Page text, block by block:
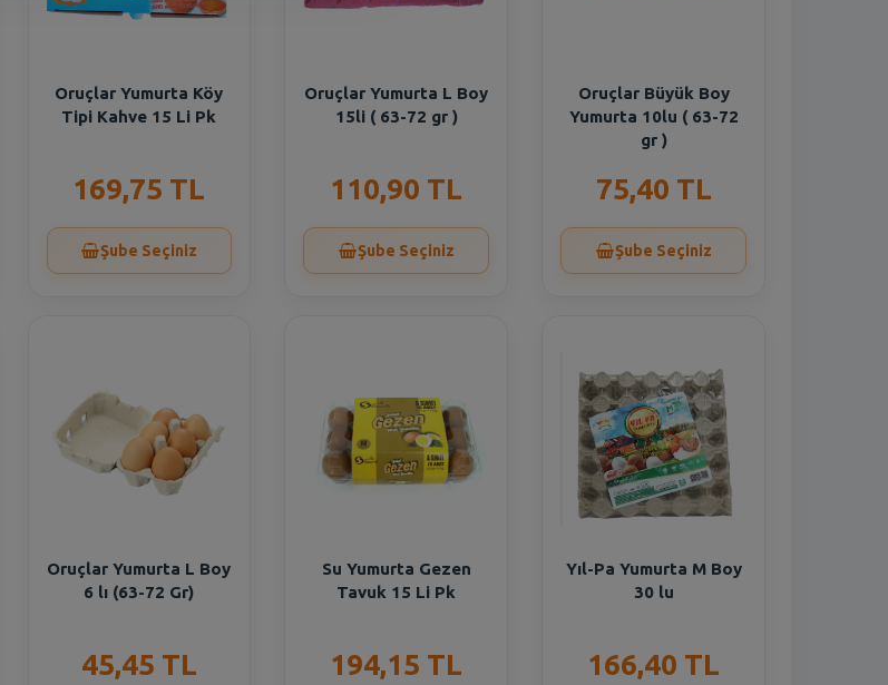
Oruçlar Yumurta Köy
Tipi Kahve 15 Li Pk
169,75 TL
Şube Seçiniz
Oruçlar Yumurta L Boy
15li ( 63-72 gr )
110,90 TL
Şube Seçiniz
Oruçlar Büyük Boy
Yumurta 10lu ( 63-72
gr )
75,40 TL
Şube Seçiniz
Oruçlar Yumurta L Boy
6 lı (63-72 Gr)
45,45 TL
Su Yumurta Gezen
Tavuk 15 Li Pk
194,15 TL
Yıl-Pa Yumurta M Boy
30 lu
166,40 TL